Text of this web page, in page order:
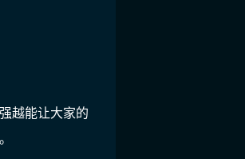
越能让大家的